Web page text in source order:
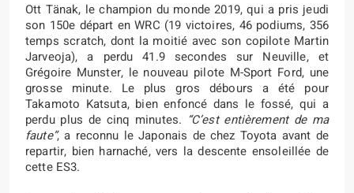
Ott Tänak, le champion du monde 2019, qui a pris jeudi
son 150e départ en WRC (19 victoires, 46 podiums, 356
temps scratch, dont la moitié avec son copilote Martin
Jarveoja), a perdu 41.9 secondes sur Neuville, et
Grégoire Munster, le nouveau pilote M-Sport Ford, une
grosse minute. Le plus gros débours a été pour
Takamoto Katsuta, bien enfoncé dans le fossé, qui a
perdu plus de cinq minutes. “C’est entièrement de ma
faute”, a reconnu le Japonais de chez Toyota avant de
repartir, bien harnaché, vers la descente ensoleillée de
cette ES3.